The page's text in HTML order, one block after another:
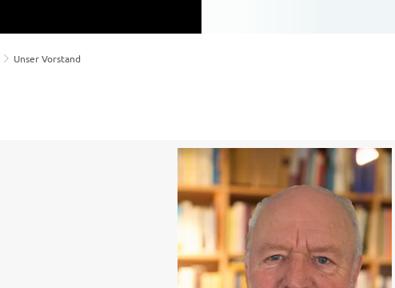
Unser Vorstand